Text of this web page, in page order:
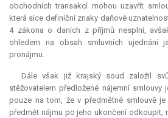
obchodních transakcí mohou uzavřít
která sice definiční znaky daňové
4 zákona o daních z příjmů nesplní,
ohledem na obsah smluvních ujednání
pronájmu.
Dále však již krajský soud založil
stěžovatelem předložené nájemní smlouvy
pouze na tom, že v předmětné smlouvě
předmět nájmu po jeho ukončení odkoupit,